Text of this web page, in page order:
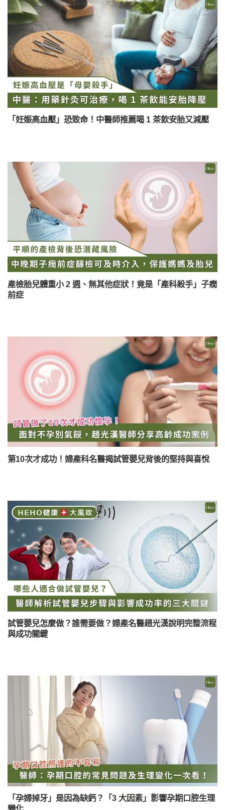
「妊娠高血壓」恐致命！中醫師推薦喝 1 茶飲安胎又減壓
產檢胎兒體重小 2 週、無其他症狀！竟是「產科殺手」子癇
前症
第10次才成功！婦產科名醫揭試管嬰兒背後的堅持與喜悅
試管嬰兒怎麼做？誰需要做？婦產名醫趙光漢說明完整流程
與成功關鍵
「孕婦掉牙」是因為缺鈣？「3 大因素」影響孕期口腔生理